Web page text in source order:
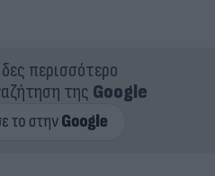
περισσότερο
της Google